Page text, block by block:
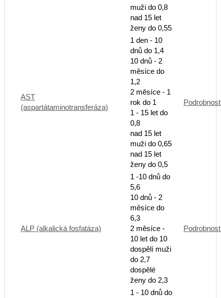
muži do 0,8
nad 15 let
ženy do 0,55
AST
(aspartátaminotransferáza)
1 den - 10
dnů do 1,4
10 dnů - 2
měsíce do
1,2
2 měsíce - 1
rok do 1
1 - 15 let do
0,8
nad 15 let
muži do 0,65
nad 15 let
ženy do 0,5
ALP (alkalická fosfatáza)
1 -10 dnů do
5,6
10 dnů - 2
měsíce do
6,3
2 měsíce -
10 let do 10
dospělí muži
do 2,7
dospělé
ženy do 2,3
1 - 10 dnů do